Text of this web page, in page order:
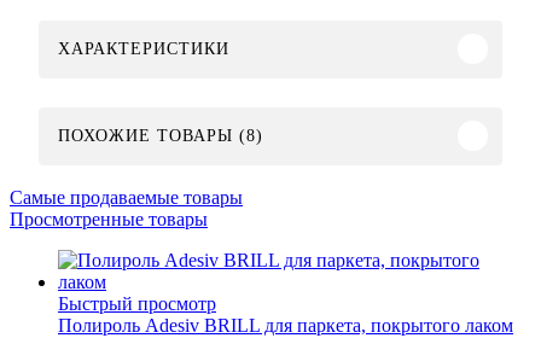
ХАРАКТЕРИСТИКИ
ПОХОЖИЕ ТОВАРЫ (8)
Самые продаваемые товары
Просмотренные товары
Быстрый просмотр
Полироль Adesiv BRILL для паркета, покрытого лаком